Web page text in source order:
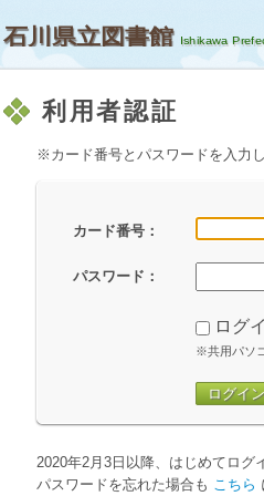
石川県立図書館
利用者認証
※カード番号とパスワードを入力
カード番号：
パスワード：
ログ
※共用パソ
ログイン
2020年2月3日以降、はじめてログ
パスワードを忘れた場合も こちら